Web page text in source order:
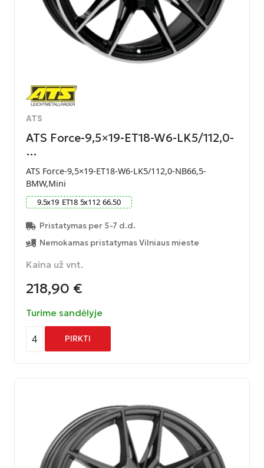
ATS
ATS Force-9,5×19-ET18-W6-LK5/112,0-
…
ATS Force-9,5×19-ET18-W6-LK5/112,0-NB66,5-
BMW,Mini
9.5x19 ET18 5x112 66.50
Pristatymas per 5-7 d.d.
Nemokamas pristatymas Vilniaus mieste
Kaina už vnt.
218,90 €
Turime sandėlyje
4 PIRKTI